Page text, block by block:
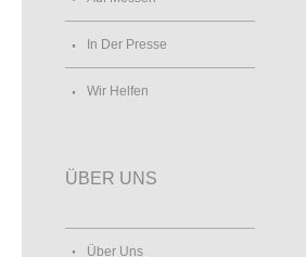
In Der Presse
Wir Helfen
ÜBER UNS
Über Uns